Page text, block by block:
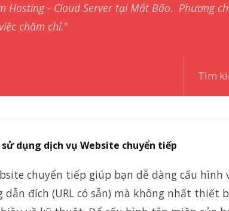
- Cloud Server tại Mắt Bão. Phương
chăm chỉ."
dụng dịch vụ Website chuyển tiếp
chuyển tiếp giúp bạn dễ dàng cấu hình
đích (URL có sẵn) mà không nhất thiết